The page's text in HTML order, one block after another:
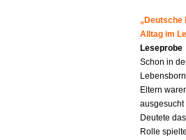
„Deutsche
Alltag im
Leseprobe
Schon in
Eltern
Deutete
Rolle